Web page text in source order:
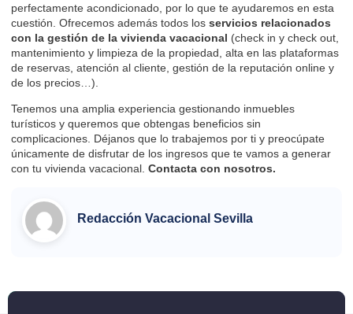
perfectamente acondicionado, por lo que te ayudaremos en esta
cuestión. Ofrecemos además todos los servicios relacionados
con la gestión de la vivienda vacacional (check in y check out,
mantenimiento y limpieza de la propiedad, alta en las plataformas
de reservas, atención al cliente, gestión de la reputación online y
de los precios…).
Tenemos una amplia experiencia gestionando inmuebles
turísticos y queremos que obtengas beneficios sin
complicaciones. Déjanos que lo trabajemos por ti y preocúpate
únicamente de disfrutar de los ingresos que te vamos a generar
con tu vivienda vacacional. Contacta con nosotros.
Redacción Vacacional Sevilla